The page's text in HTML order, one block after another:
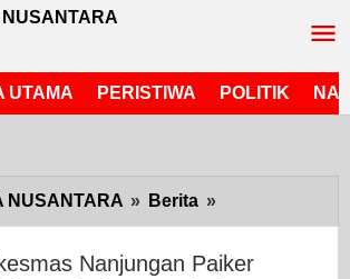
UTAMA PERISTIWA POLITIK
NUSANTARA » Berita »
Puskesmas
Nanjungan
Nanjungan Paiker